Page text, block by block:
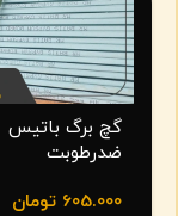
گچ برگ باتیس
ضدرطوبت
605.000 تومان